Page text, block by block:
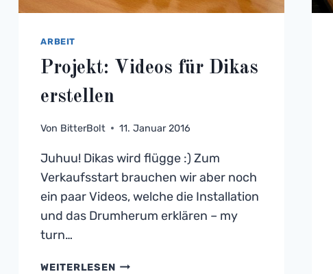
ARBEIT
Projekt: Videos für Dikas
erstellen
Von BitterBolt 11. Januar 2016
Juhuu! Dikas wird flügge :) Zum
Verkaufsstart brauchen wir aber noch
ein paar Videos, welche die Installation
und das Drumherum erklären – my
turn…
WEITERLESENPROJEKT: